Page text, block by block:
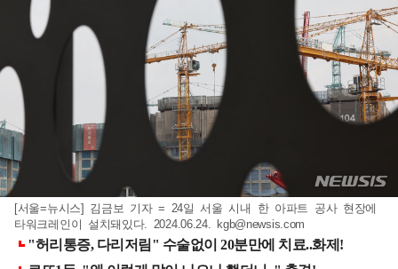
[서울=뉴시스] 김금보 기자 = 24일 서울 시내 한 아파트 공사 현장에
타워크레인이 설치돼있다. 2024.06.24. kgb@newsis.com